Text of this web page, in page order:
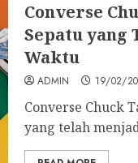
Converse
Sepatu yang
Waktu
ADMIN 19/02/
Converse Chuck
yang telah